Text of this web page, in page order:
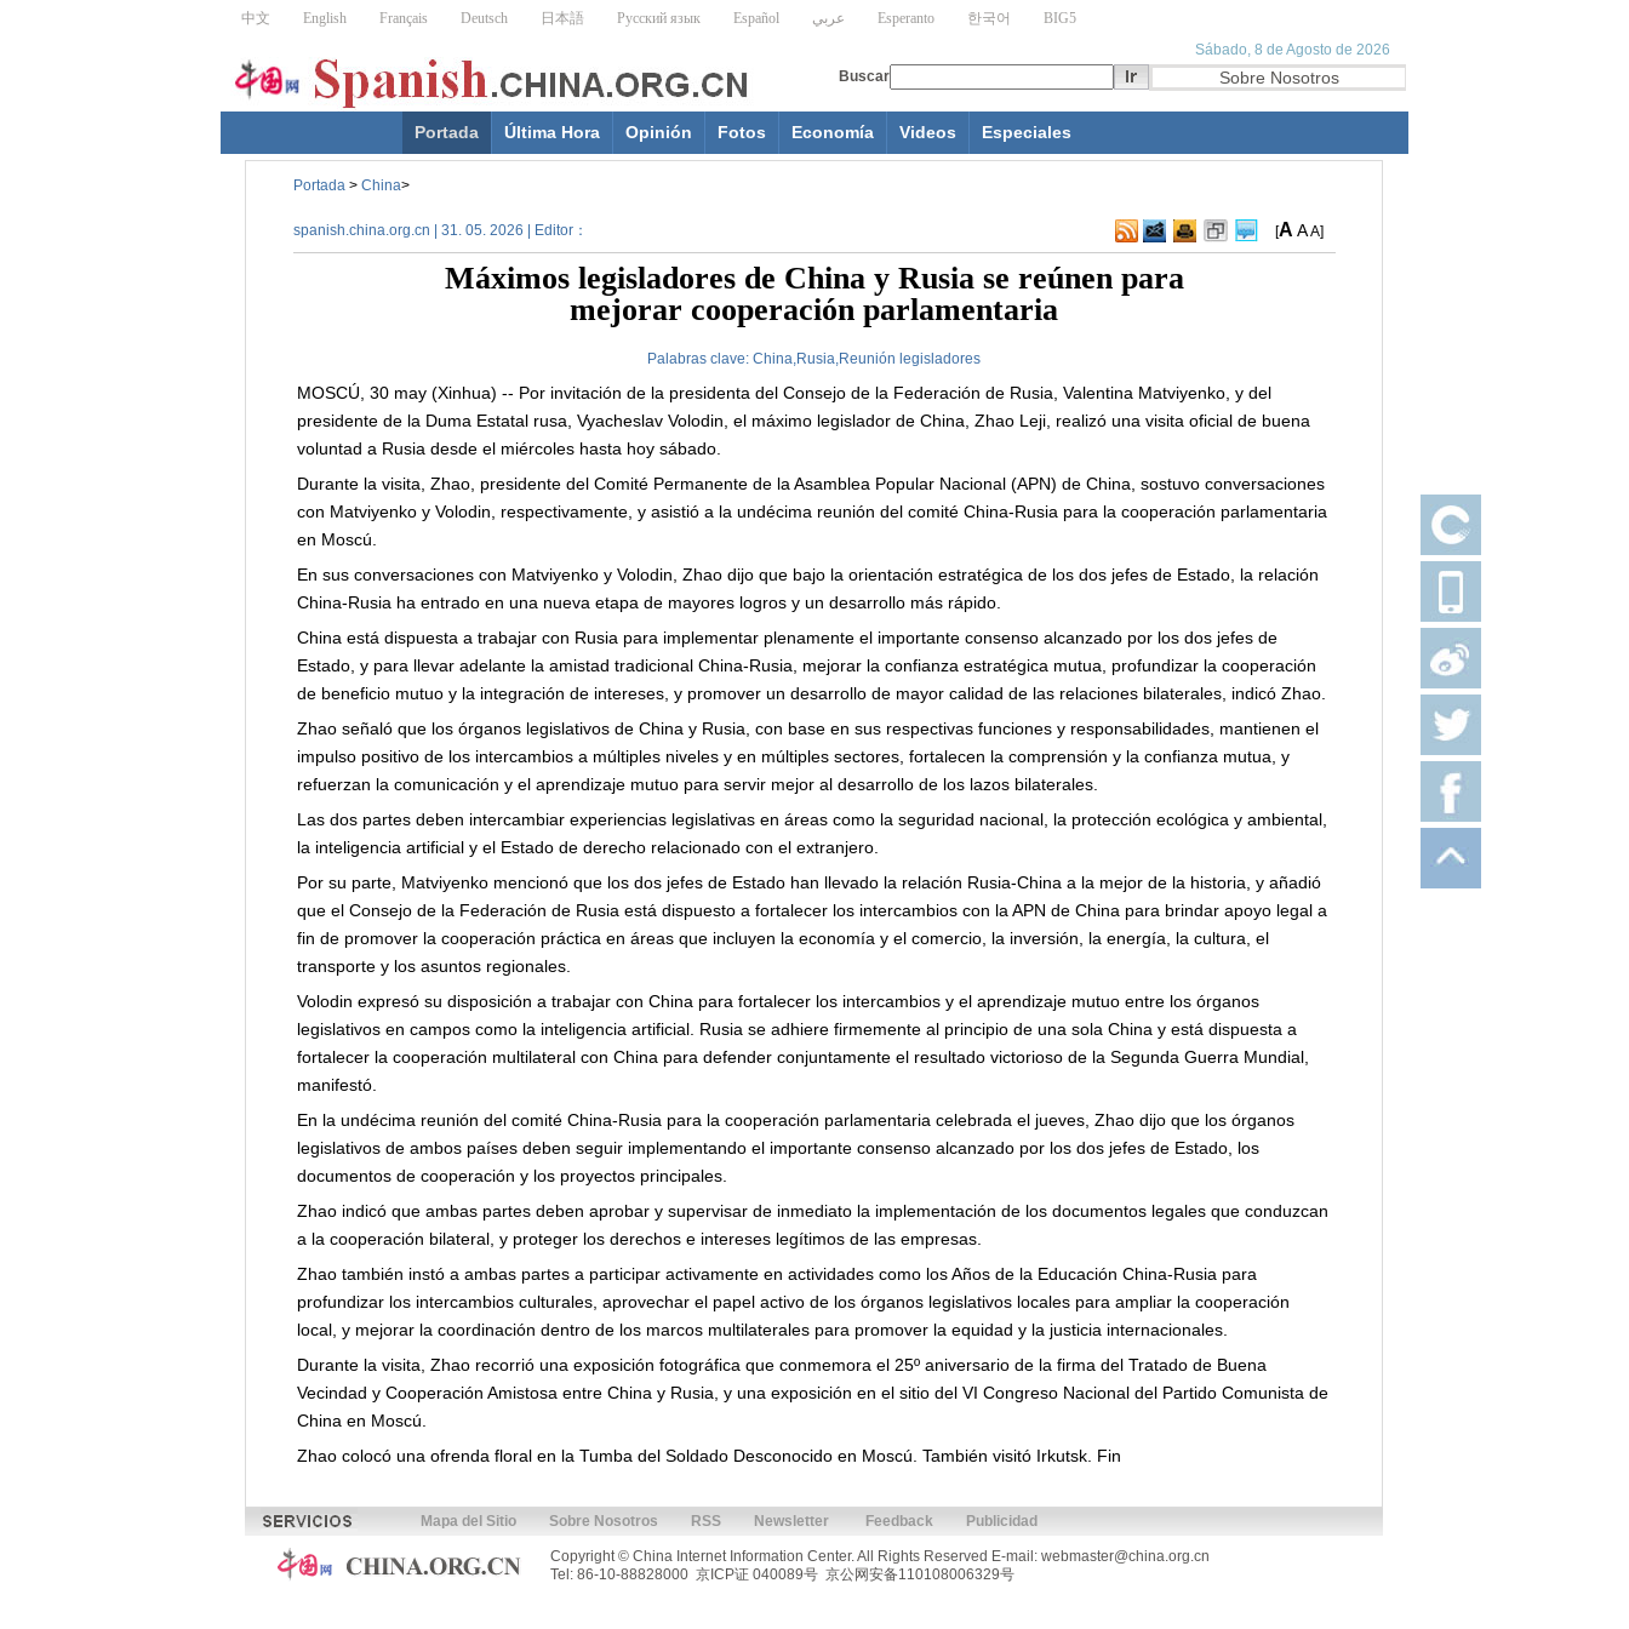
Portada Última Hora Opinión Fotos Economía Videos Especiales
Portada > China>
spanish.china.org.cn | 31. 05. 2026 | Editor： [A AA]
Máximos legisladores de China y Rusia se reúnen para
mejorar cooperación parlamentaria
Palabras clave: China,Rusia,Reunión legisladores
MOSCÚ, 30 may (Xinhua) -- Por invitación de la presidenta del Consejo de la Federación de Rusia, Valentina Matviyenko, y del
presidente de la Duma Estatal rusa, Vyacheslav Volodin, el máximo legislador de China, Zhao Leji, realizó una visita oficial de buena
voluntad a Rusia desde el miércoles hasta hoy sábado.
Durante la visita, Zhao, presidente del Comité Permanente de la Asamblea Popular Nacional (APN) de China, sostuvo conversaciones
con Matviyenko y Volodin, respectivamente, y asistió a la undécima reunión del comité China-Rusia para la cooperación parlamentaria
en Moscú.
En sus conversaciones con Matviyenko y Volodin, Zhao dijo que bajo la orientación estratégica de los dos jefes de Estado, la relación
China-Rusia ha entrado en una nueva etapa de mayores logros y un desarrollo más rápido.
China está dispuesta a trabajar con Rusia para implementar plenamente el importante consenso alcanzado por los dos jefes de
Estado, y para llevar adelante la amistad tradicional China-Rusia, mejorar la confianza estratégica mutua, profundizar la cooperación
de beneficio mutuo y la integración de intereses, y promover un desarrollo de mayor calidad de las relaciones bilaterales, indicó Zhao.
Zhao señaló que los órganos legislativos de China y Rusia, con base en sus respectivas funciones y responsabilidades, mantienen el
impulso positivo de los intercambios a múltiples niveles y en múltiples sectores, fortalecen la comprensión y la confianza mutua, y
refuerzan la comunicación y el aprendizaje mutuo para servir mejor al desarrollo de los lazos bilaterales.
Las dos partes deben intercambiar experiencias legislativas en áreas como la seguridad nacional, la protección ecológica y ambiental,
la inteligencia artificial y el Estado de derecho relacionado con el extranjero.
Por su parte, Matviyenko mencionó que los dos jefes de Estado han llevado la relación Rusia-China a la mejor de la historia, y añadió
que el Consejo de la Federación de Rusia está dispuesto a fortalecer los intercambios con la APN de China para brindar apoyo legal a
fin de promover la cooperación práctica en áreas que incluyen la economía y el comercio, la inversión, la energía, la cultura, el
transporte y los asuntos regionales.
Volodin expresó su disposición a trabajar con China para fortalecer los intercambios y el aprendizaje mutuo entre los órganos
legislativos en campos como la inteligencia artificial. Rusia se adhiere firmemente al principio de una sola China y está dispuesta a
fortalecer la cooperación multilateral con China para defender conjuntamente el resultado victorioso de la Segunda Guerra Mundial,
manifestó.
En la undécima reunión del comité China-Rusia para la cooperación parlamentaria celebrada el jueves, Zhao dijo que los órganos
legislativos de ambos países deben seguir implementando el importante consenso alcanzado por los dos jefes de Estado, los
documentos de cooperación y los proyectos principales.
Zhao indicó que ambas partes deben aprobar y supervisar de inmediato la implementación de los documentos legales que conduzcan
a la cooperación bilateral, y proteger los derechos e intereses legítimos de las empresas.
Zhao también instó a ambas partes a participar activamente en actividades como los Años de la Educación China-Rusia para
profundizar los intercambios culturales, aprovechar el papel activo de los órganos legislativos locales para ampliar la cooperación
local, y mejorar la coordinación dentro de los marcos multilaterales para promover la equidad y la justicia internacionales.
Durante la visita, Zhao recorrió una exposición fotográfica que conmemora el 25º aniversario de la firma del Tratado de Buena
Vecindad y Cooperación Amistosa entre China y Rusia, y una exposición en el sitio del VI Congreso Nacional del Partido Comunista de
China en Moscú.
Zhao colocó una ofrenda floral en la Tumba del Soldado Desconocido en Moscú. También visitó Irkutsk. Fin